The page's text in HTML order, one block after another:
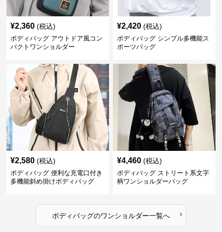
¥2,360 (税込)
ボディバッグ アウトドア風コン
パクトワンショルダー
¥2,420 (税込)
ボディバッグ シンプル多機能ス
ポーツバッグ
¥2,580 (税込)
ボディバッグ 便利な充電口付き
多機能斜め掛けボディバッグ
¥4,460 (税込)
ボディバッグ ストリート系文字
柄ワンショルダーバッグ
ボディバッグのワンショルダー一覧へ ›